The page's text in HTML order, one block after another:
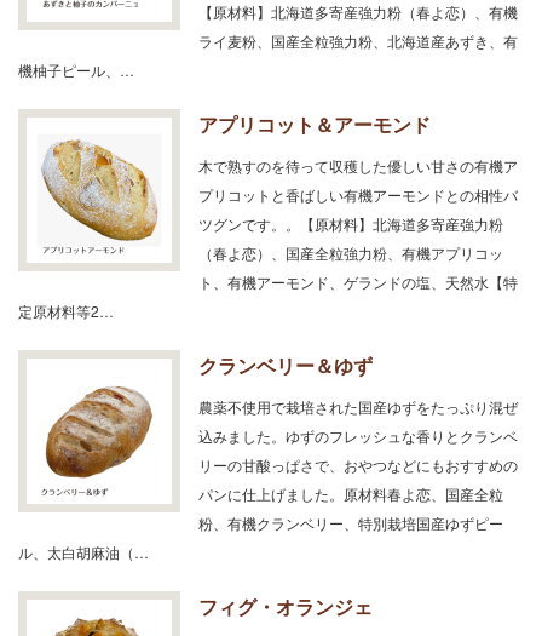
【原材料】北海道多寄産強力粉（春よ恋）、有機
ライ麦粉、国産全粒強力粉、北海道産あずき、有
機柚子ピール、…
アプリコット＆アーモンド
木で熟すのを待って収穫した優しい甘さの有機ア
プリコットと香ばしい有機アーモンドとの相性バ
ツグンです。。【原材料】北海道多寄産強力粉
（春よ恋）、国産全粒強力粉、有機アプリコッ
ト、有機アーモンド、ゲランドの塩、天然水【特
定原材料等2…
クランベリー＆ゆず
農薬不使用で栽培された国産ゆずをたっぷり混ぜ
込みました。ゆずのフレッシュな香りとクランベ
リーの甘酸っぱさで、おやつなどにもおすすめの
パンに仕上げました。原材料春よ恋、国産全粒
粉、有機クランベリー、特別栽培国産ゆずピー
ル、太白胡麻油（…
フィグ・オランジェ